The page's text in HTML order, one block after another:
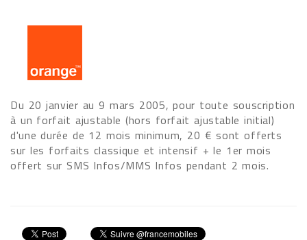
Du 20 janvier au 9 mars 2005, pour toute souscription
à un forfait ajustable (hors forfait ajustable initial)
d'une durée de 12 mois minimum, 20 € sont offerts
sur les forfaits classique et intensif + le 1er mois
offert sur SMS Infos/MMS Infos pendant 2 mois.